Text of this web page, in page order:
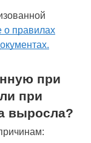
о правилах
при
при
выросла?